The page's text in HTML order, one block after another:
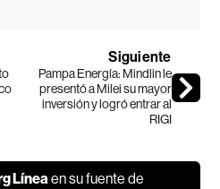
Siguiente
Pampa Energía: Mindlin le
presentó a Milei su mayor
inversión y logró entrar al
RIGI
Línea en su fuente de